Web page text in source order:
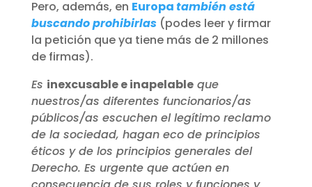
Pero, además, en Europatambién está
buscando prohibirlas(podes leer y firmar
la petición que ya tiene más de 2 millones
de firmas).
Es inexcusable e inapelable que
nuestros/as diferentes funcionarios/as
públicos/as escuchen el legítimo reclamo
de la sociedad, hagan eco de principios
éticos y de los principios generales del
Derecho. Es urgente que actúen en